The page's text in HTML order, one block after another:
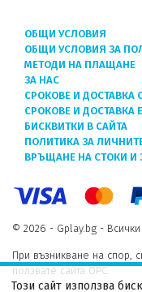
ОБЩИ УСЛОВИЯ
ОБЩИ УСЛОВИЯ ЗА
МЕТОДИ НА ПЛАЩАНЕ
ЗА НАС
СРОКОВЕ И ДОСТАВКА
СРОКОВЕ И ДОСТАВКА
БИСКВИТКИ В САЙТА
ПОЛИТИКА ЗА
ВРЪЩАНЕ НА СТОКИ И
© 2026 - Gplay.bg -
При възникване на спор,
ползвате сайта ОРС.
Този сайт използва